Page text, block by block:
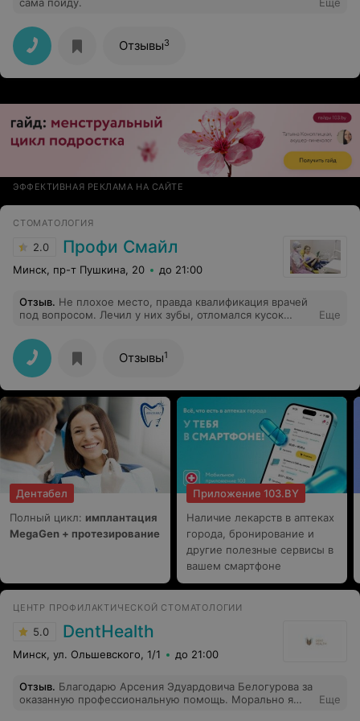
Отзывы3
ЭФФЕКТИВНАЯ РЕКЛАМА НА САЙТЕ
СТОМАТОЛОГИЯ
2.0 Профи Смайл
Минск, пр-т Пушкина, 20 до 21:00
Отзыв. Не плохое место, правда квалификация врачей
под вопросом. Лечил у них зубы, отломался кусок
выполнил некачественно, а моя вина.) Плюс к тому же
еще указали на то, что еще куча проблем с зубами
учитывая то что до этого их же специалист сказал, что
все в порядке.
Еще
Отзывы1
Дентабел
Полный цикл: имплантация
MegaGen + протезирование
Приложение 103.BY
Наличие лекарств в аптеках
города, бронирование и
другие полезные сервисы в
вашем смартфоне
ЦЕНТР ПРОФИЛАКТИЧЕСКОЙ СТОМАТОЛОГИИ
5.0 DentHealth
Минск, ул. Ольшевского, 1/1 до 21:00
Отзыв. Благодарю Арсения Эдуардовича Белогурова за
оказанную профессиональную помощь. Морально я
Еще